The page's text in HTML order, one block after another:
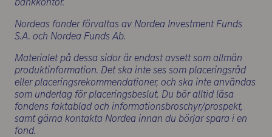
Nordeas fonder förvaltas av Nordea Investment Funds
S.A. och Nordea Funds Ab.
Materialet på dessa sidor är endast avsett som allmän
produktinformation. Det ska inte ses som placeringsråd
eller placeringsrekommendationer, och ska inte användas
som underlag för placeringsbeslut. Du bör alltid läsa
fondens faktablad och informationsbroschyr/prospekt,
samt gärna kontakta Nordea innan du börjar spara i en
fond.